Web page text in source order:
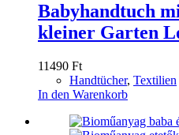
Babyhandtuch
kleiner Garten
11490 Ft
Handtücher, Textilien
In den Warenkorb